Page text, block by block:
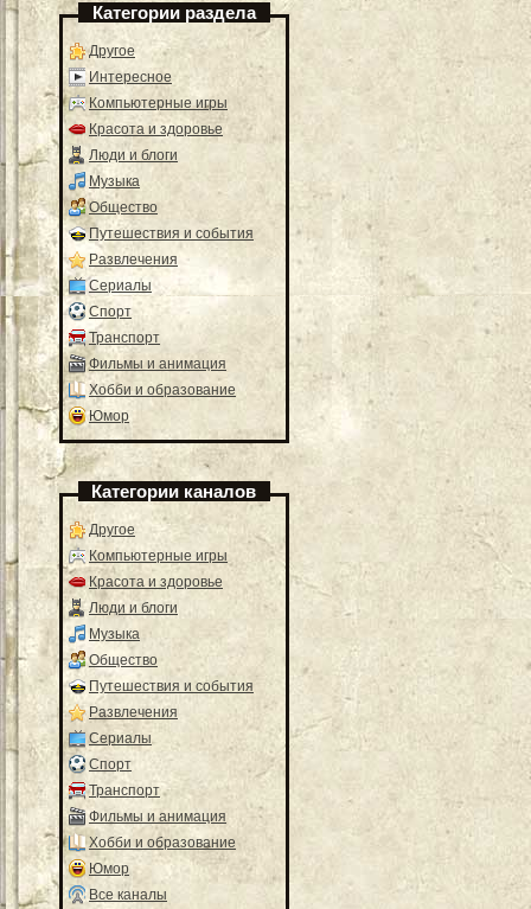
Категории раздела
Другое
Интересное
Компьютерные игры
Красота и здоровье
Люди и блоги
Музыка
Общество
Путешествия и события
Развлечения
Сериалы
Спорт
Транспорт
Фильмы и анимация
Хобби и образование
Юмор
Категории каналов
Другое
Компьютерные игры
Красота и здоровье
Люди и блоги
Музыка
Общество
Путешествия и события
Развлечения
Сериалы
Спорт
Транспорт
Фильмы и анимация
Хобби и образование
Юмор
Все каналы